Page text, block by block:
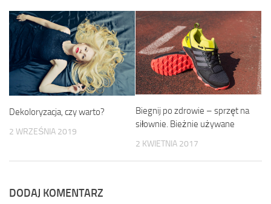
Dekoloryzacja, czy warto?
2 WRZEŚNIA 2019
Biegnij po zdrowie – sprzęt na
siłownie. Bieżnie używane
2 KWIETNIA 2017
DODAJ KOMENTARZ